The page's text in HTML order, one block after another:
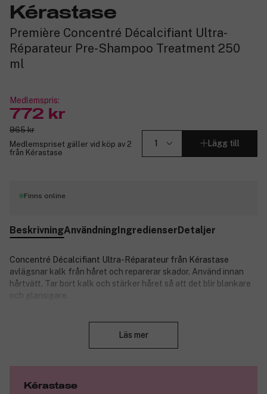
Kérastase
Première Concentré Décalcifiant Ultra-
Réparateur Pre-Shampoo Treatment 250
ml
Medlemspris:
772 kr
965 kr
Medlemspriset gäller vid köp av 2
från Kérastase
Lägg till
Finns online
BeskrivningAnvändningIngredienserDetaljer
Concentré Décalcifiant Ultra-Réparateur från Kérastase
avlägsnar kalk från håret och reparerar skador. Använd innan
hårtvätt. Tar bort kalk och stärker håret så att det blir blankare
och glansigare.
verkar mindre stelt och livlöst. Syrorna:
-Tränger djupt in i håret för att ta bort kalk.
Läs mer
Kérastase